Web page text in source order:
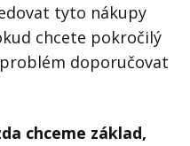
tyto nákupy
chcete pokročilý
doporučovat
chceme základ,